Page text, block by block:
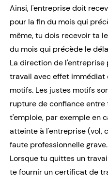
Ainsi, l'entreprise doit
pour la fin du mois qui
même, tu dois recevoir ta
du mois qui précède le
La direction de
travail avec effet immédiat
motifs. Les justes motifs
rupture de confiance entre
t'emploie, par exemple en
atteinte à l'entreprise (vol,
faute professionnelle grave.
Lorsque tu quittes un
te fournir un certificat de